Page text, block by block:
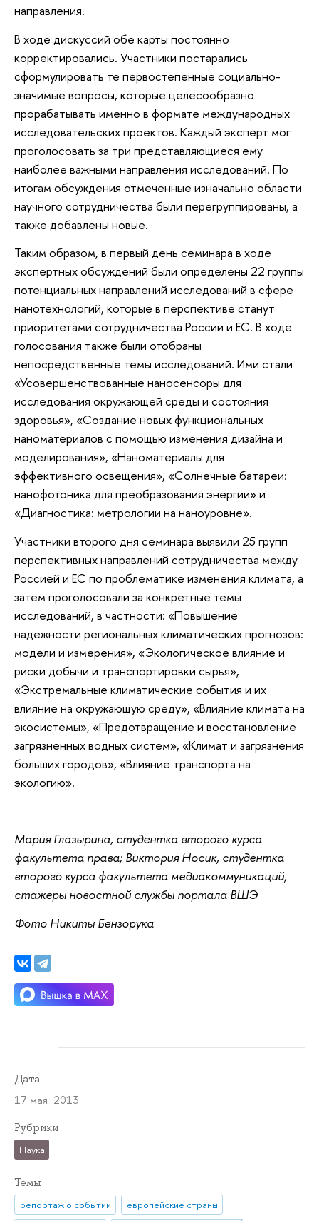
направления.
В ходе дискуссий обе карты постоянно
корректировались. Участники постарались
сформулировать те первостепенные социально-
значимые вопросы, которые целесообразно
прорабатывать именно в формате международных
исследовательских проектов. Каждый эксперт мог
проголосовать за три представляющиеся ему
наиболее важными направления исследований. По
итогам обсуждения отмеченные изначально области
научного сотрудничества были перегруппированы, а
также добавлены новые.
Таким образом, в первый день семинара в ходе
экспертных обсуждений были определены 22 группы
потенциальных направлений исследований в сфере
нанотехнологий, которые в перспективе станут
приоритетами сотрудничества России и ЕС. В ходе
голосования также были отобраны
непосредственные темы исследований. Ими стали
«Усовершенствованные наносенсоры для
исследования окружающей среды и состояния
здоровья», «Создание новых функциональных
наноматериалов с помощью изменения дизайна и
моделирования», «Наноматериалы для
эффективного освещения», «Солнечные батареи:
нанофотоника для преобразования энергии» и
«Диагностика: метрологии на наноуровне».
Участники второго дня семинара выявили 25 групп
перспективных направлений сотрудничества между
Россией и ЕС по проблематике изменения климата, а
затем проголосовали за конкретные темы
исследований, в частности: «Повышение
надежности региональных климатических прогнозов:
модели и измерения», «Экологическое влияние и
риски добычи и транспортировки сырья»,
«Экстремальные климатические события и их
влияние на окружающую среду», «Влияние климата на
экосистемы», «Предотвращение и восстановление
загрязненных водных систем», «Климат и загрязнения
больших городов», «Влияние транспорта на
экологию».
Мария Глазырина, студентка второго курса
факультета права; Виктория Носик, студентка
второго курса факультета медиакоммуникаций,
стажеры новостной службы портала ВШЭ
Фото Никиты Бензорука
Дата
17 мая 2013
Рубрики
Наука
Темы
репортаж о событии
европейские страны